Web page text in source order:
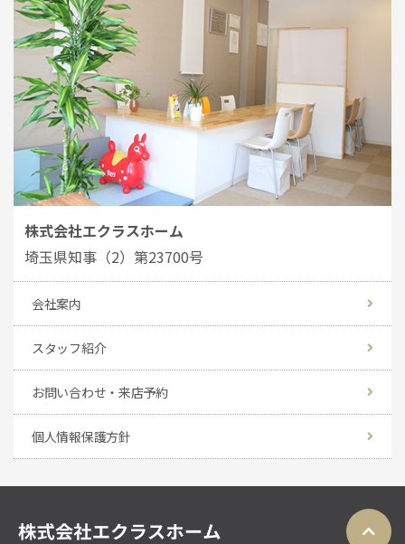
株式会社エクラスホーム
埼玉県知事（2）第23700号
会社案内
スタッフ紹介
お問い合わせ・来店予約
個人情報保護方針